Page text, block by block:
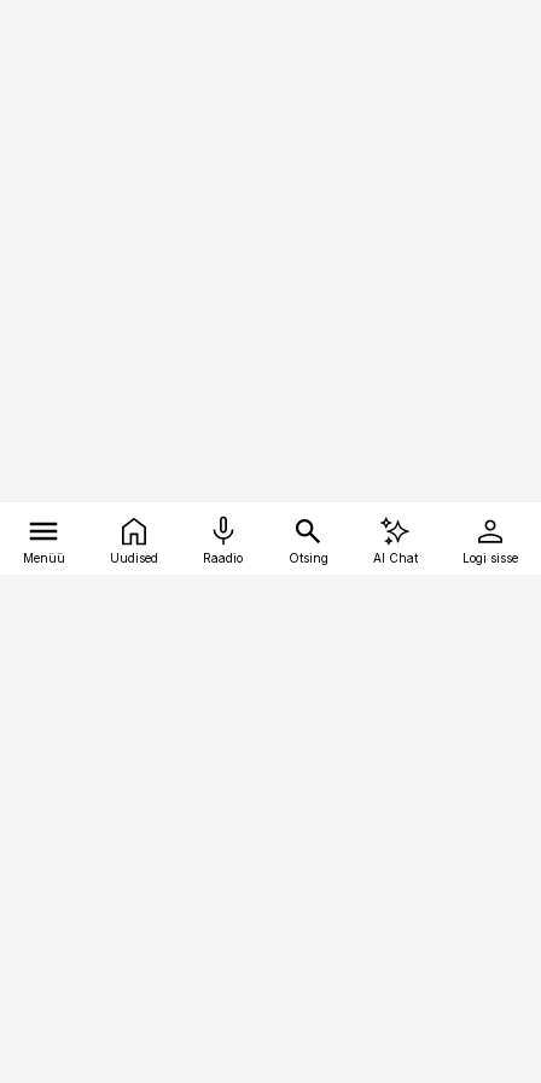
Menüü Uudised Raadio Otsing AI Chat Logi sisse